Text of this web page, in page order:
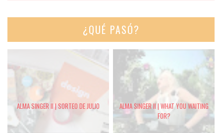
¿QUÉ PASÓ?
ALMA SINGER II | SORTEO DE JULIO
ALMA SINGER II | WHAT YOU WAITING
FOR?